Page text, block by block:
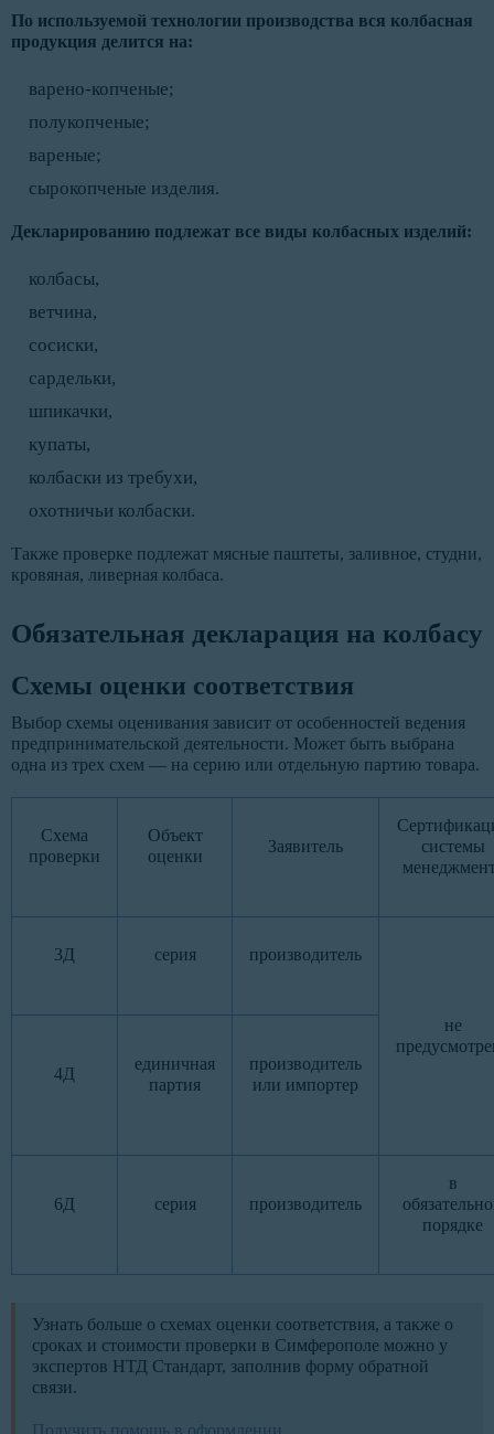
По используемой технологии производства вся колбасная
продукция делится на:
варено-копченые;
полукопченые;
вареные;
сырокопченые изделия.
Декларированию подлежат все виды колбасных изделий:
колбасы,
ветчина,
сосиски,
сардельки,
шпикачки,
купаты,
колбаски из требухи,
охотничьи колбаски.
Также проверке подлежат мясные паштеты, заливное, студни,
кровяная, ливерная колбаса.
Обязательная декларация на колбасу
Схемы оценки соответствия
Выбор схемы оценивания зависит от особенностей ведения
предпринимательской деятельности. Может быть выбрана
одна из трех схем — на серию или отдельную партию товара.
Схема
проверки
Объект
оценки
Заявитель
системы
3Д серия производитель
не
4Д
единичная
партия
производитель
или импортер
6Д серия производитель
в
порядке
Узнать больше о схемах оценки соответствия, а также о
сроках и стоимости проверки в Симферополе можно у
экспертов НТД Стандарт, заполнив форму обратной
связи.
Получить помощь в оформлении